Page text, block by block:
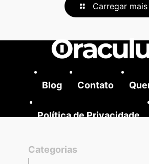
Carregar mais
Blog Contato
Política de Privacidade
Categorias